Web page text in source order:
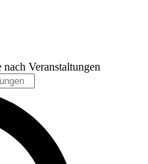
Veranstaltungen